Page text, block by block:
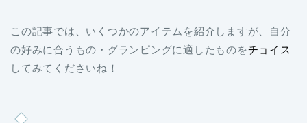
この記事では、いくつかのアイテムを紹介しますが、自分
の好みに合うもの・グランピングに適したものをチョイス
してみてくださいね！